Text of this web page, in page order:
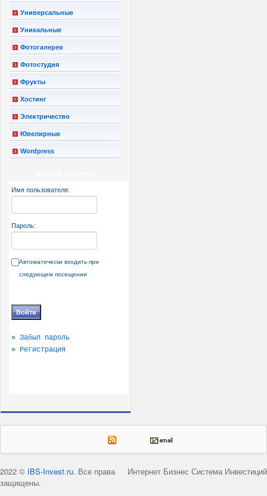
Универсальные
Уникальные
Фотогалерея
Фотостудия
Фрукты
Хостинг
Электричество
Ювелирные
Wordpress
Имя пользователя:
Пароль:
Автоматически входить при
следующем посещении
» Забыл пароль
» Регистрация
Интернет Бизнес Система Инвестиций
2022 © IBS-Invest.ru. Все права
защищены.